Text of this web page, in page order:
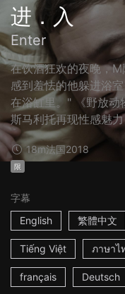
进．入
Enter
在饮酒狂欢的夜晚，M
感到羞怯的他躲进浴
在浴缸里。" 《野放动
斯马利托再现性感魅
18m法国2018
限
字幕
English
繁體中文
Tiếng Việt ภาษาไ
français Deutsch